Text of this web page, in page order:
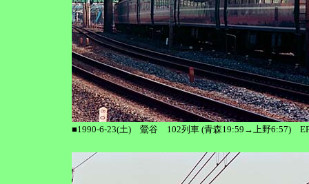
■1990-6-23(土) 鶯谷 102列車 (青森19:59→上野6:57)